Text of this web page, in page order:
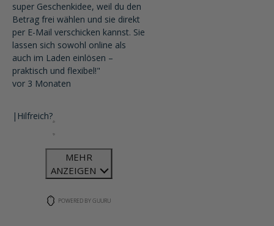
super Geschenkidee, weil du den
Betrag frei wählen und sie direkt
per E-Mail verschicken kannst. Sie
lassen sich sowohl online als
auch im Laden einlösen –
praktisch und flexibel!"
vor 3 Monaten
| Hilfreich?
MEHR
ANZEIGEN
POWERED BY GUURU